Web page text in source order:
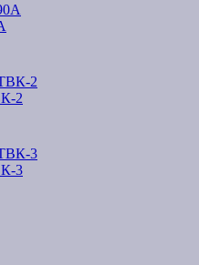
2
3